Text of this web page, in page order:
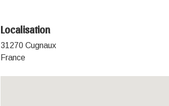
Localisation
31270 Cugnaux
France